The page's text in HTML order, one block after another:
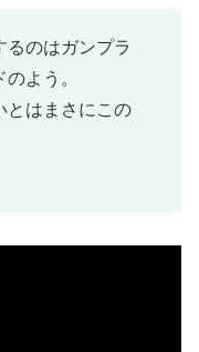
るのはガンプラ
よう。
とはまさにこの